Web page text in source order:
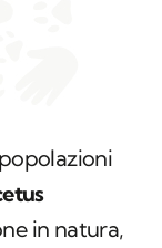
in natura,